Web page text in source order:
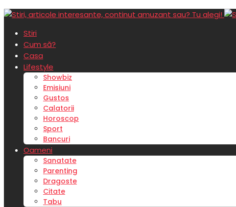
Stiri
Cum să?
Casa
Lifestyle
Showbiz
Emisiuni
Gustos
Calatorii
Horoscop
Sport
Bancuri
Oameni
Sanatate
Parenting
Dragoste
Citate
Tabu